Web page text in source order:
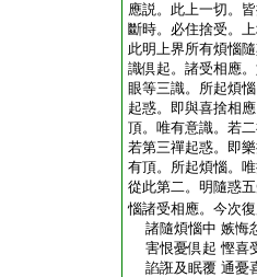
應説。此上一切。
斷時。必住捨受。
此明上界所有煩惱
識倶起。諸受相應
眼等三識。所起煩
起惑。即與喜捨相
頂。唯有意識。若
若第三禪起惑。即
有頂。所起煩惱。
從此第二。明隨惑
惱諸受相應。今次
諸隨煩惱中 嫉悔
害恨憂倶起 慳喜
諂誑及眠覆 通憂